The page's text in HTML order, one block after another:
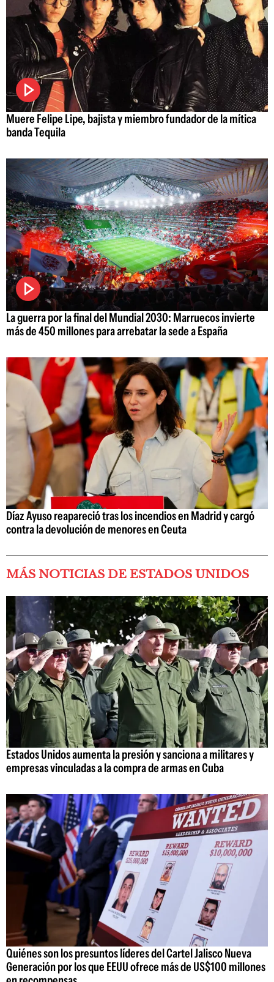
Muere Felipe Lipe, bajista y miembro fundador de la mítica
banda Tequila
La guerra por la final del Mundial 2030: Marruecos invierte
más de 450 millones para arrebatar la sede a España
Díaz Ayuso reapareció tras los incendios en Madrid y cargó
contra la devolución de menores en Ceuta
MÁS NOTICIAS DE ESTADOS UNIDOS
Estados Unidos aumenta la presión y sanciona a militares y
empresas vinculadas a la compra de armas en Cuba
Quiénes son los presuntos líderes del Cartel Jalisco Nueva
Generación por los que EEUU ofrece más de US$100 millones